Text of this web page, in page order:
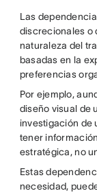
Las
discrecionales o
naturaleza del
basadas en la
preferencias
Por ejemplo,
diseño visual de
investigación de
tener
estratégica, no
Estas
necesidad,